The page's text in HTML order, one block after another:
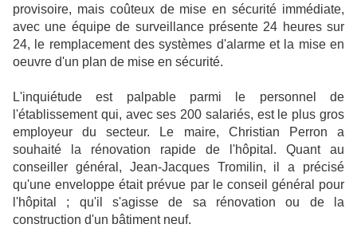
provisoire, mais coûteux de mise en sécurité immédiate,
avec une équipe de surveillance présente 24 heures sur
24, le remplacement des systèmes d'alarme et la mise en
oeuvre d'un plan de mise en sécurité.
L'inquiétude est palpable parmi le personnel de
l'établissement qui, avec ses 200 salariés, est le plus gros
employeur du secteur. Le maire, Christian Perron a
souhaité la rénovation rapide de l'hôpital. Quant au
conseiller général, Jean-Jacques Tromilin, il a précisé
qu'une enveloppe était prévue par le conseil général pour
l'hôpital ; qu'il s'agisse de sa rénovation ou de la
construction d'un bâtiment neuf.